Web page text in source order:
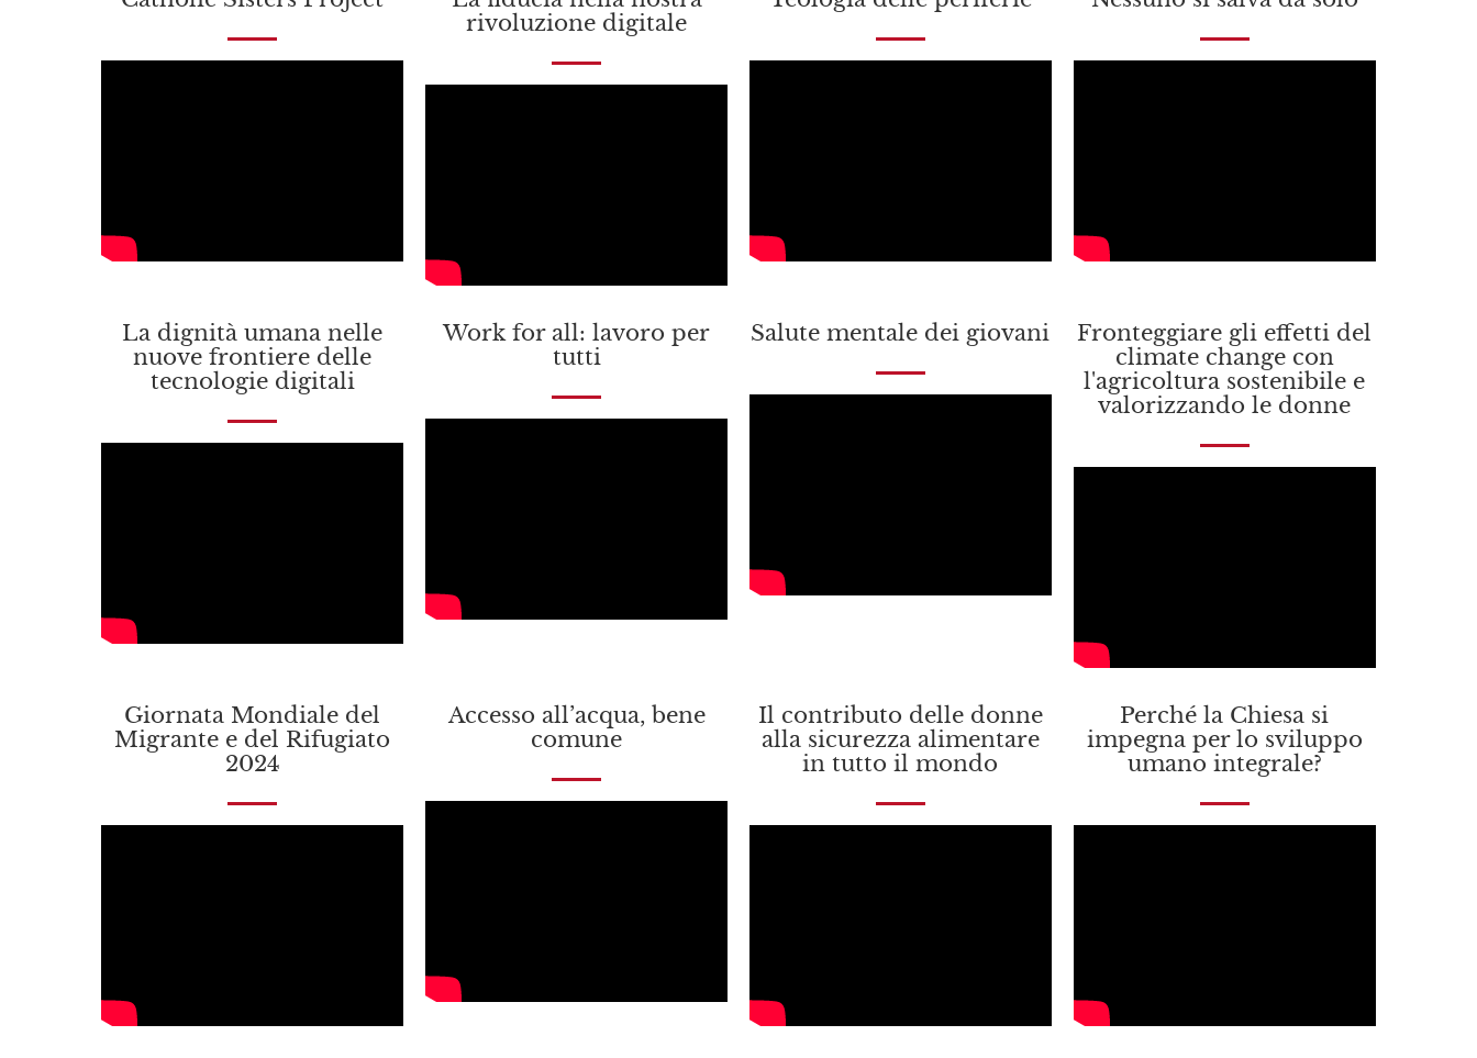
rivoluzione digitale
La dignità umana nelle
nuove frontiere delle
tecnologie digitali
Work for all: lavoro per
tutti
Salute mentale dei giovani
Fronteggiare gli effetti del
climate change con
l'agricoltura sostenibile e
valorizzando le donne
Giornata Mondiale del
Migrante e del Rifugiato
2024
Accesso all’acqua, bene
comune
Il contributo delle donne
alla sicurezza alimentare
in tutto il mondo
Perché la Chiesa si
impegna per lo sviluppo
umano integrale?